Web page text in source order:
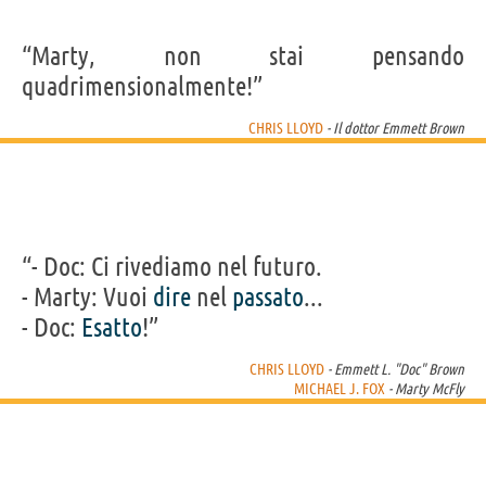
“Marty, non stai pensando
quadrimensionalmente!”
CHRIS LLOYD - Il dottor Emmett Brown
“- Doc: Ci rivediamo nel futuro.
- Marty: Vuoi dire nel passato...
- Doc: Esatto!”
CHRIS LLOYD - Emmett L. "Doc" Brown
MICHAEL J. FOX - Marty McFly